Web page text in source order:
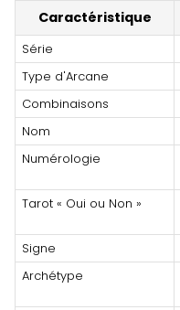
Caractéristique
Série
Type d'Arcane
Combinaisons
Nom
Numérologie
Tarot « Oui ou Non »
Signe
Archétype